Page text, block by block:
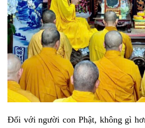
Đối với người con Phật, không gì